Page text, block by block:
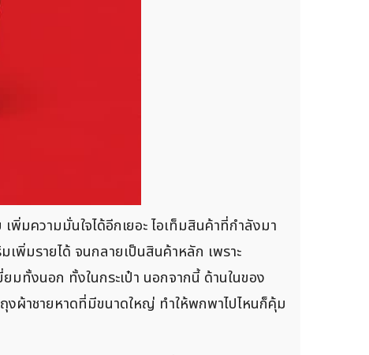
พิ่มความมั่นใจได้อีกเยอะ ไอเท็มสินค้าที่กำลังมา
พิ่มรายได้ จนกลายเป็นสินค้าหลัก เพราะ
ทั้งนอก ทั้งในกระเป๋า นอกจากนี้ ด้านในของ
ถุงผ้าชายหาดที่มีขนาดใหญ่ ทำให้พกพาไปไหนก็คุ้ม